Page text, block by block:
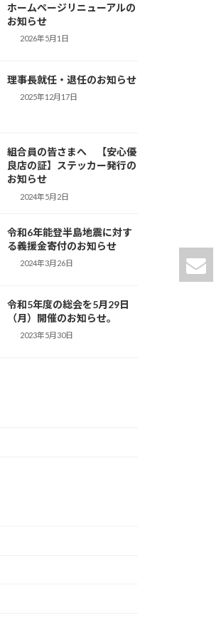
ホームページリニューアルの
お知らせ
2026年5月1日
理事長就任・退任のお知らせ
2025年12月17日
組合員の皆さまへ 【安心優
良店の証】ステッカー発行の
お知らせ
2024年5月2日
令和6年能登半島地震に対す
る義援金寄付のお知らせ
2024年3月26日
令和5年度の総会を5月29日
（月）開催のお知らせ。
2023年5月30日